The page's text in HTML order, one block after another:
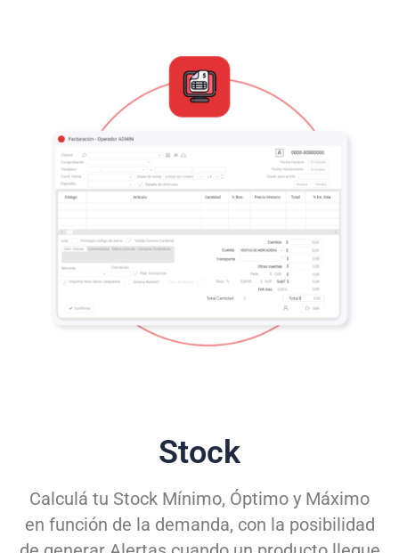
Stock
Calculá tu Stock Mínimo, Óptimo y Máximo
en función de la demanda, con la posibilidad